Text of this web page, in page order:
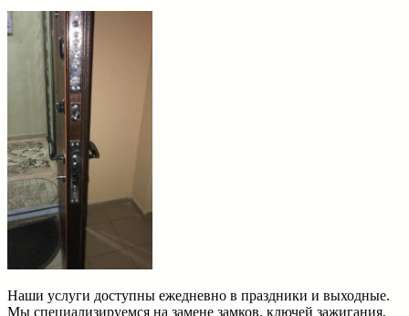
Наши услуги доступны ежедневно в праздники и выходные.
Мы специализируемся на замене замков, ключей зажигания,